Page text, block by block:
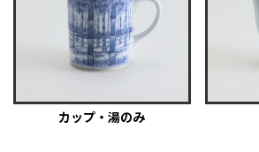
カップ・湯のみ